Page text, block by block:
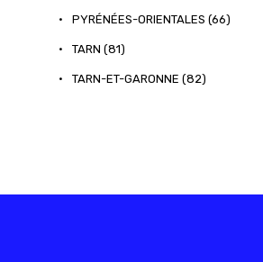
• PYRÉNÉES-ORIENTALES (66)
• TARN (81)
• TARN-ET-GARONNE (82)